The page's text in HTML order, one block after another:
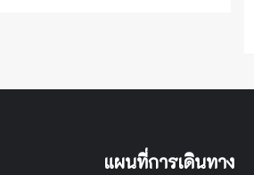
แผนที่การเดินทาง